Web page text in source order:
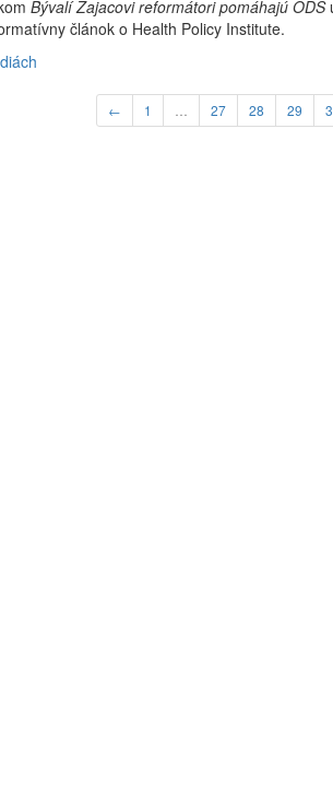
Bývalí Zajacovi reformátori pomáhajú ODS
článok o Health Policy Institute.
← 1 27 28 29